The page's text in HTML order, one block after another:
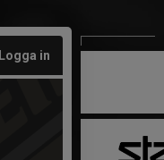
Logga in